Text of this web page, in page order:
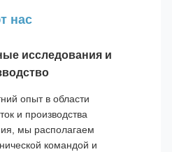
нас
исследования и
опыт в области
и производства
мы располагаем
командой и